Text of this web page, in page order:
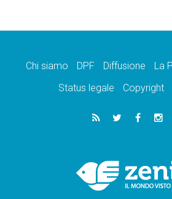
Chi siamo DPF Diffusione La
Status legale
Copyright